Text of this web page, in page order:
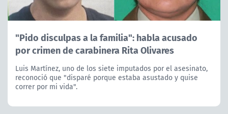
"Pido disculpas a la familia": habla acusado
por crimen de carabinera Rita Olivares
Luis Martínez, uno de los siete imputados por el asesinato,
reconoció que "disparé porque estaba asustado y quise
correr por mi vida".